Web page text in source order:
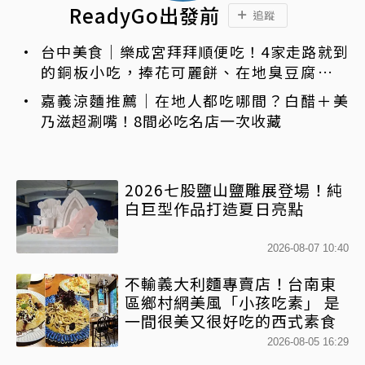
ReadyGo出發前 追蹤
台中美食｜樂成宮拜拜順便吃！4家走路就到
的銅板小吃，捧花可麗餅、在地臭豆腐、烤
甜甜圈一次收
嘉義涼麵推薦｜在地人都吃哪間？白醋＋美
乃滋超涮嘴！8間必吃名店一次收藏
2026七股鹽山鹽雕展登場！純
白巨型作品打造夏日亮點
2026-08-07 10:40
不輸義大利麵專賣店！台南東
區鄉村網美風「小孩吃素」 是
一間很美又很好吃的西式素食
2026-08-05 16:29